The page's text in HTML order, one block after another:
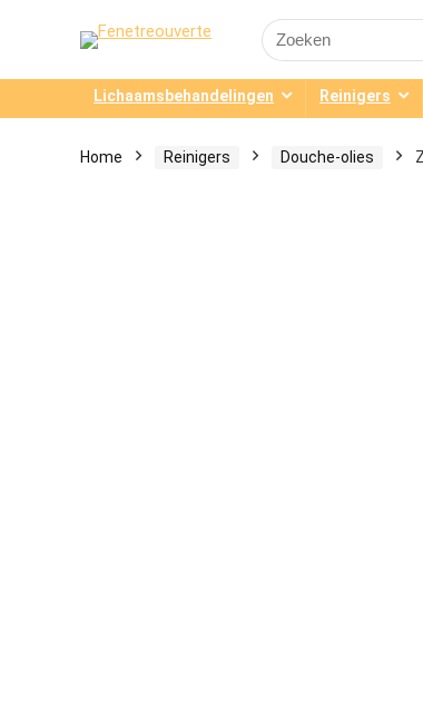
Search
for:
Lichaamsbehandelingen Reinigers
Home Reinigers Douche-olies